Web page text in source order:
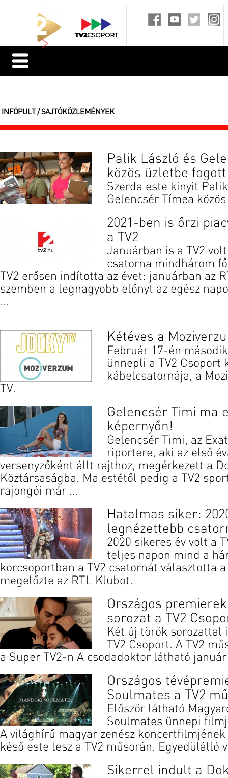
INFÓPULT / SAJTÓKÖZLEMÉNYEK
Palik László és
közös üzletbe
Szerda este kinyit
Gelencsér Tímea
2021-ben is őrzi
a TV2
Januárban is a TV2
csatorna mindhárom
TV2 erősen indította az évet: januárban az
szemben a legnagyobb előnyt az egész
...
Kétéves a
Február 17-én
ünnepli a TV2 Csoport
kábelcsatornája, a
TV.
Gelencsér Timi ma
képernyőn!
Gelencsér Timi, az
riportere, aki az első
versenyzőként állt rajthoz, megérkezett a
Köztársaságba. Ma estétől pedig a TV2
rajongói már ...
Hatalmas siker:
legnézettebb
2020 sikeres év volt a
teljes napon mind a
korcsoportban a TV2 csatornát választotta
megelőzte az RTL Klubot.
Országos
sorozat a TV2
Két új török sorozattal
TV2 Csoport. A TV2
a Super TV2-n A csodadoktor látható
Országos
Soulmates a TV2
Először látható
Soulmates ünnepi
A világhírű magyar zenész
késő este lesz a TV2 műsorán. Egyedülálló
Sikerrel indult a